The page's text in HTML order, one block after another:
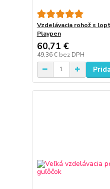
Vzdelávacia rohož s
Playpen
60,71 €
49,36 € bez DPH